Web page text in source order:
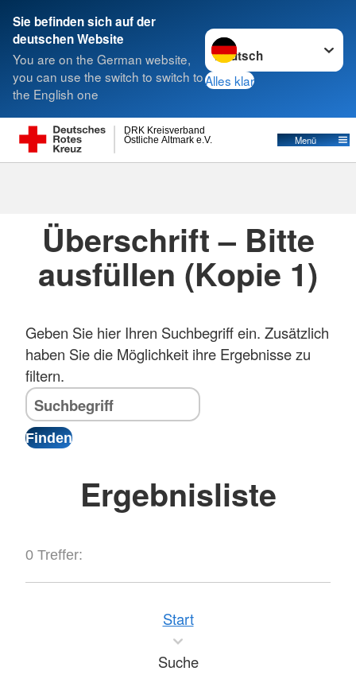
Sie befinden sich auf der
deutschen Website
You are on the German website,
you can use the switch to switch to
the English one
Sprache wechseln zu
Alles klar
Östliche Altmark e.V.
DRK Kreisverband
Menü
Suche
Überschrift – Bitte
ausfüllen (Kopie 1)
Geben Sie hier Ihren Suchbegriff ein. Zusätzlich
haben Sie die Möglichkeit ihre Ergebnisse zu
filtern.
Ergebnisliste
0 Treffer:
Start
Suche